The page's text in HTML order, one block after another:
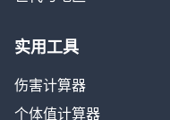
实用工具
伤害计算器
个体值计算器